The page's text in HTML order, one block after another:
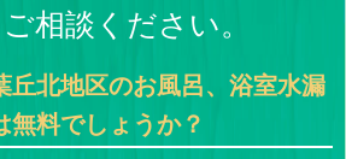
相談ください。
丘北地区のお風呂、浴室水漏
無料でしょうか？